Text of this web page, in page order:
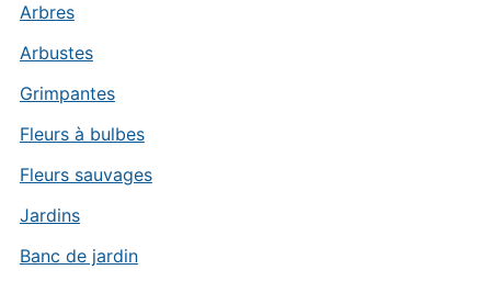
Arbres
Arbustes
Grimpantes
Fleurs à bulbes
Fleurs sauvages
Jardins
Banc de jardin